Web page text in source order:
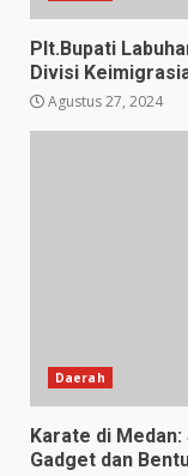
Plt.Bupati
Divisi
Agustus 27, 2024
Daerah
Karate di
Gadget dan